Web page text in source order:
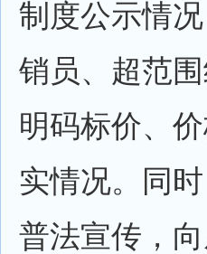
制度公示情
销员、超范
明码标价、
实情况。同
普法宣传，